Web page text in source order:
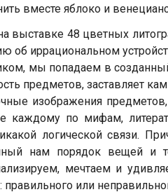
вместе яблоко и
выставке 48 цветных
об иррациональном
мы попадаем в
предметов, заставляет
изображения
каждому по мифам,
логической связи.
нам порядок вещей и
мечтаем и
или